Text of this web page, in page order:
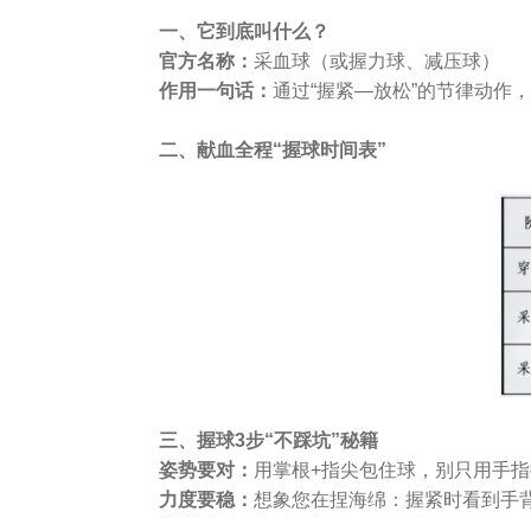
一、 它到底叫什么？
官方名称： 采血球（或握力球、减压球）
作用一句话： 通过“握紧—放松”的节律动作
二、献血全程“握球时间表”
三、 握球3步“不踩坑”秘籍
姿势要对 ： 用掌根+指尖包住球，别只用手
力度要稳 ： 想象您在捏海绵：握紧时看到手